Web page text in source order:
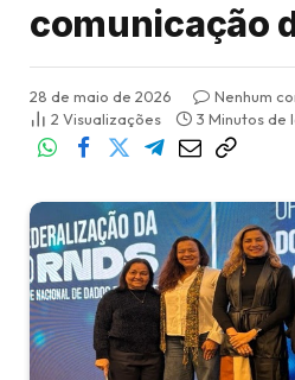
comunicação
28 de maio de 2026
Nenhum
2 Visualizações 3 Minutos de